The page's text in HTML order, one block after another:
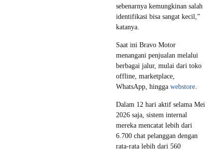
sebenarnya kemungkinan salah
identifikasi bisa sangat kecil,”
katanya.
Saat ini Bravo Motor
menangani penjualan melalui
berbagai jalur, mulai dari toko
offline, marketplace,
WhatsApp, hingga webstore
Dalam 12 hari aktif selama Mei
2026 saja, sistem internal
mereka mencatat lebih dari
6.700 chat pelanggan dengan
rata-rata lebih dari 560